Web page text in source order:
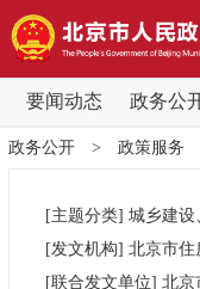
要闻动态 政务公
要闻动态
党中央精神
北京要闻
政务公开> 政策服务
[主题分类] 城乡建设
[发文机构] 北京市住
[联合发文单位] 北京